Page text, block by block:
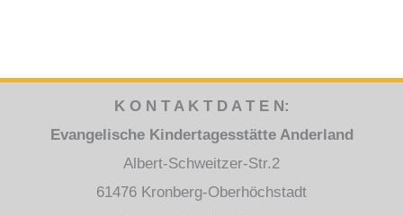
K O N T A K T D A T E N:
Evangelische Kindertagesstätte Anderland
Albert-Schweitzer-Str.2
61476 Kronberg-Oberhöchstadt